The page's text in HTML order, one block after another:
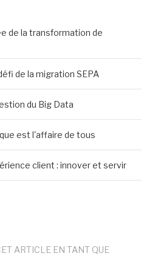
de la transformation de
de la migration SEPA
du Big Data
est l'affaire de tous
client : innover et servir
ARTICLE EN TANT QUE